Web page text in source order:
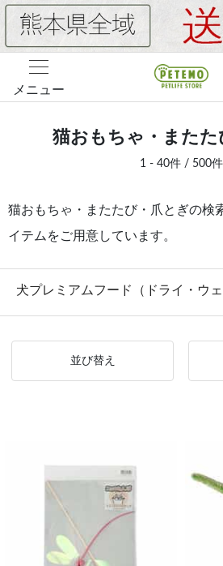
メニュー
猫おもちゃ・またた
1 - 40件 / 500件
猫おもちゃ・またたび・爪とぎの検
イテムをご用意しています。
犬プレミアムフード（ドライ・ウェ
並び替え